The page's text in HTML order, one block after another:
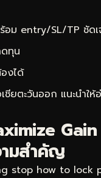
ม entry/SL/TP ชัดเ
ทุน
งได้
ชียตะวันออก แนะนำใ
ามสำคัญ
stop how to